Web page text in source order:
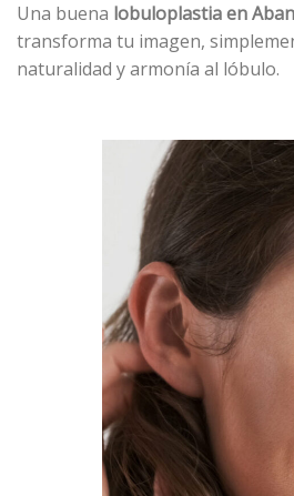
Una buena lobuloplastia en
transforma tu imagen,
naturalidad y armonía al lóbulo.